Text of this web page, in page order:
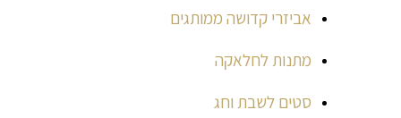
אביזרי קדושה ממותגים
מתנות לחלאקה
סטים לשבת וחג